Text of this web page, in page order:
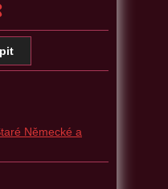
Německé a